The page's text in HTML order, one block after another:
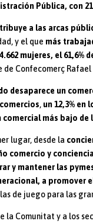
Pública, con
a las arcas
y el que más
mujeres, el
Confecomerç Rafael
desaparece un
, un 12,3%
más bajo de
lugar, desde la
comercio y
y mantener las
a promover
de juego para las
la Comunitat y a los